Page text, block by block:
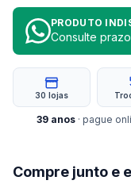
Compre junto e
PRODUTO
Consulte
30 lojas
39 anos · pague